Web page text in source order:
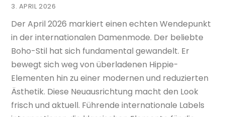
3. APRIL 2026
Der April 2026 markiert einen echten Wendepunkt
in der internationalen Damenmode. Der beliebte
Boho-Stil hat sich fundamental gewandelt. Er
bewegt sich weg von überladenen Hippie-
Elementen hin zu einer modernen und reduzierten
Ästhetik. Diese Neuausrichtung macht den Look
frisch und aktuell. Führende internationale Labels